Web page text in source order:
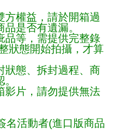
方權益，請於開箱過
是否有遺漏。
品等，需提供完整錄
狀態開始拍攝，才算
狀態、拆封過程、商
影片，請勿提供無法
活動者(進口版商品